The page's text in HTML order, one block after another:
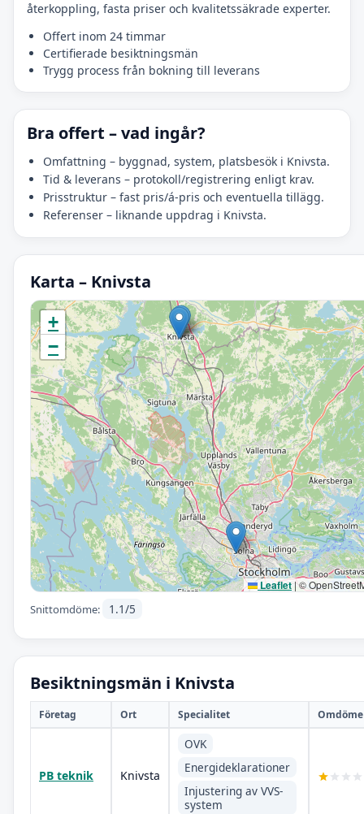
återkoppling, fasta priser och kvalitetssäkrade experter.
Offert inom 24 timmar
Certifierade besiktningsmän
Trygg process från bokning till leverans
Bra offert – vad ingår?
Omfattning – byggnad, system, platsbesök i Knivsta.
Tid & leverans – protokoll/registrering enligt krav.
Prisstruktur – fast pris/á-pris och eventuella tillägg.
Referenser – liknande uppdrag i Knivsta.
Karta – Knivsta
Initierar karta…
+
−
Leaflet |©
Snittomdöme: 1.1/5
Besiktningsmän i Knivsta
Företag Ort Specialitet Omdöme
PB teknik Knivsta
OVK
Energideklarationer
Injustering av VVS-
system